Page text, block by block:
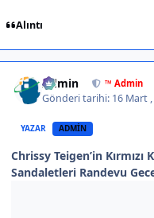
Alıntı
Admin ™ Admin
Gönderi tarihi: 16 Mart ,
YAZAR ADMIN
Chrissy Teigen’in
Sandaletleri Randevu